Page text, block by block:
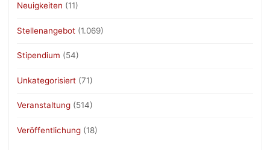
Neuigkeiten (11)
Stellenangebot (1.069)
Stipendium (54)
Unkategorisiert (71)
Veranstaltung (514)
Veröffentlichung (18)